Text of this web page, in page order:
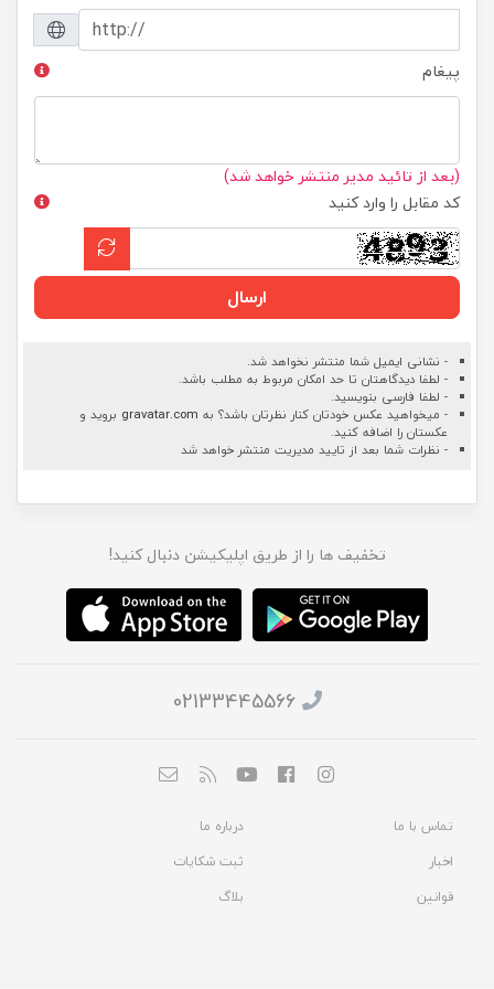
پیغام
(بعد از تائید مدیر منتشر خواهد شد)
کد مقابل را وارد کنید
ارسال
- نشانی ایمیل شما منتشر نخواهد شد.
- لطفا دیدگاهتان تا حد امکان مربوط به مطلب باشد.
- لطفا فارسی بنویسید.
- میخواهید عکس خودتان کنار نظرتان باشد؟ به gravatar.com بروید و
عکستان را اضافه کنید.
- نظرات شما بعد از تایید مدیریت منتشر خواهد شد
تخفیف ها را از طریق اپلیکیشن دنبال کنید!
02133445566
تماس با ما
درباره ما
اخبار
ثبت شکایات
قوانین
بلاگ